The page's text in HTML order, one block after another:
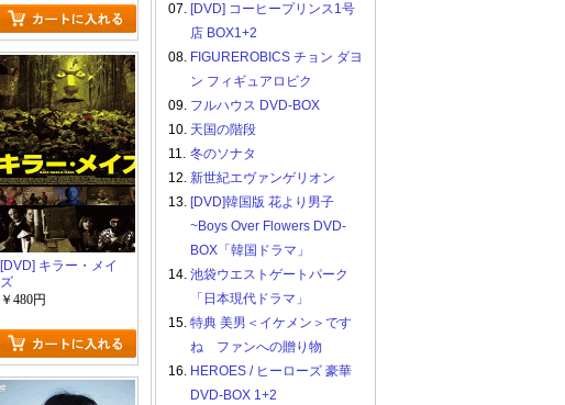
[DVD] キラー・メイ
ズ
￥480円
07. [DVD] コーヒープリンス1号
店 BOX1+2
08. FIGUREROBICS チョン ダヨ
ン フィギュアロビク
09. フルハウス DVD-BOX
10. 天国の階段
11. 冬のソナタ
12. 新世紀エヴァンゲリオン
13. [DVD]韓国版 花より男子
~Boys Over Flowers DVD-
BOX「韓国ドラマ」
14. 池袋ウエストゲートパーク
「日本現代ドラマ」
15. 特典 美男＜イケメン＞です
ね ファンへの贈り物
16. HEROES / ヒーローズ 豪華
DVD-BOX 1+2